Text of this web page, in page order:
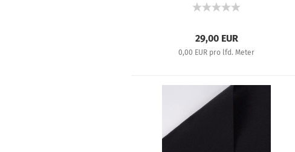
29,00 EUR
0,00 EUR pro lfd. Meter